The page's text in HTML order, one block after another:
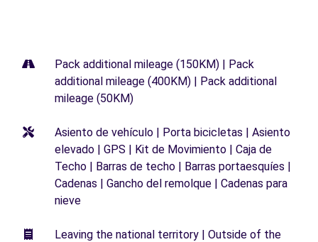
Pack additional mileage (150KM) | Pack
additional mileage (400KM) | Pack additional
mileage (50KM)
Asiento de vehículo | Porta bicicletas | Asiento
elevado | GPS | Kit de Movimiento | Caja de
Techo | Barras de techo | Barras portaesquíes |
Cadenas | Gancho del remolque | Cadenas para
nieve
Leaving the national territory | Outside of the